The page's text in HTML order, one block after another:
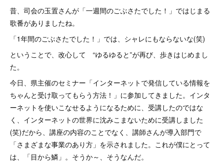
昔、司会の玉置さんが「一週間のごぶさたでした！」ではじまる
歌番がありましたね。
「1年間のごぶさたでした！」では、シャレにもならないな(笑)
ということで、改心して “ゆるゆると”が再び、歩きはじめまし
た。
今日、県主催のセミナー「インターネットで発信している情報を
ちゃんと受け取ってもらう方法！」に参加してきました。インタ
ーネットを使いこなせるようになるために、受講したのではな
く、インターネットの世界に沈みこまないために受講しました
(笑)だから、講座の内容のことでなく、講師さんが導入部門で
「さまざまな事業のあり方」を示されました。これが僕にとって
は、「目から鱗」。そうか～、そうなんだ。